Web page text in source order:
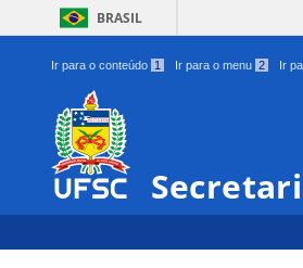
BRASIL
Ir para o conteúdo 1 Ir para o menu 2 Ir